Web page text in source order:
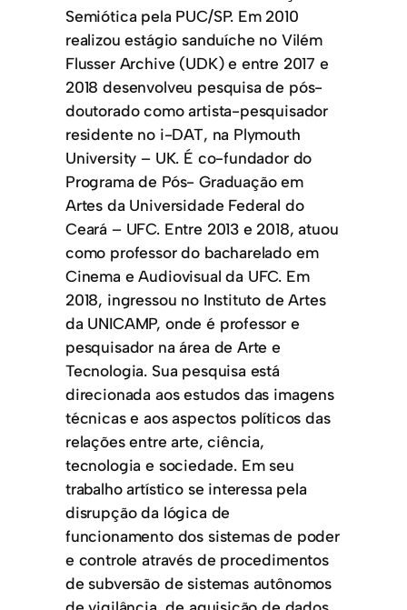
Semiótica pela PUC/SP. Em 2010
realizou estágio sanduíche no Vilém
Flusser Archive (UDK) e entre 2017 e
2018 desenvolveu pesquisa de pós-
doutorado como artista-pesquisador
residente no i-DAT, na Plymouth
University – UK. É co-fundador do
Programa de Pós- Graduação em
Artes da Universidade Federal do
Ceará – UFC. Entre 2013 e 2018, atuou
como professor do bacharelado em
Cinema e Audiovisual da UFC. Em
2018, ingressou no Instituto de Artes
da UNICAMP, onde é professor e
pesquisador na área de Arte e
Tecnologia. Sua pesquisa está
direcionada aos estudos das imagens
técnicas e aos aspectos políticos das
relações entre arte, ciência,
tecnologia e sociedade. Em seu
trabalho artístico se interessa pela
disrupção da lógica de
funcionamento dos sistemas de poder
e controle através de procedimentos
de subversão de sistemas autônomos